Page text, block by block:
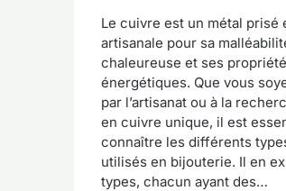
Le cuivre est un métal prisé
artisanale pour sa
chaleureuse et ses
énergétiques. Que vous
par l’artisanat ou à la
en cuivre unique, il est
connaître les différents
utilisés en bijouterie. Il en
types, chacun ayant des…